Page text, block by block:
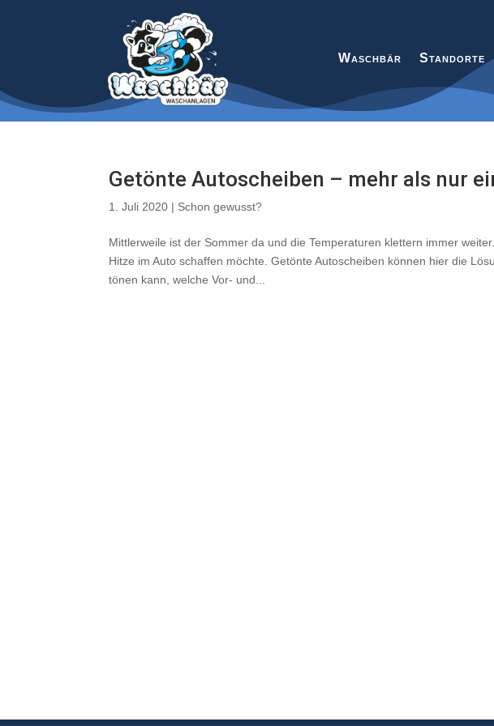
Waschbär Standorte
Getönte Autoscheiben – mehr als nur
1. Juli 2020 | Schon gewusst?
Mittlerweile ist der Sommer da und die Temperaturen klettern immer
Hitze im Auto schaffen möchte. Getönte Autoscheiben können hier die
tönen kann, welche Vor- und...